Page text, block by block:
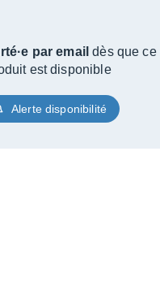
par email dès que ce
est disponible
Alerte disponibilité